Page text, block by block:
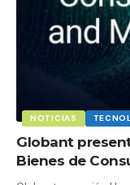
NOTICIAS
Globant
Bienes de